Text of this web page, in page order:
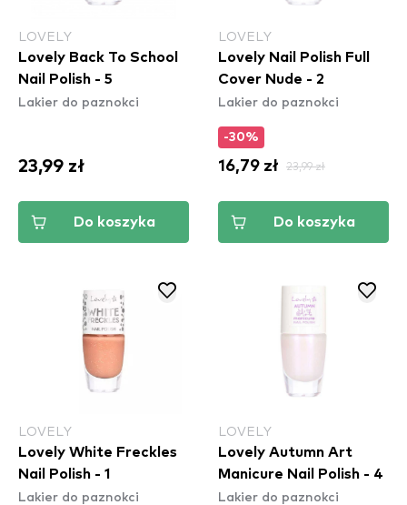
LOVELY
Lovely Back To School
Nail Polish - 5
Lakier do paznokci
23,99 zł
Do koszyka
LOVELY
Lovely Nail Polish Full
Cover Nude - 2
Lakier do paznokci
-30%
16,79 zł 23,99 zł
Do koszyka
LOVELY
Lovely White Freckles
Nail Polish - 1
Lakier do paznokci
LOVELY
Lovely Autumn Art
Manicure Nail Polish - 4
Lakier do paznokci